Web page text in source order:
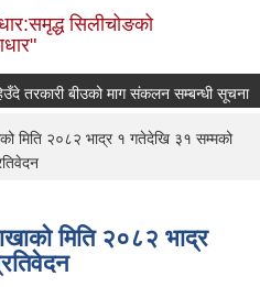
सिलीचोङको
तरकारी बीउको माग संकलन सम्बन्धी सूचना
मिति २०८२ भाद्र १ गतेदेखि ३१ सम्मको
मिति २०८२ भाद्र